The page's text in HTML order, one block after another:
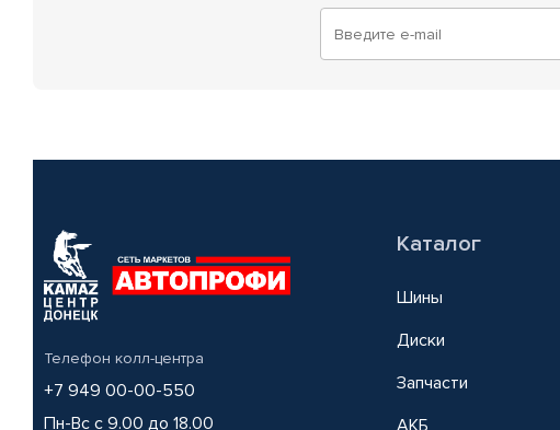
Телефон колл-центра
+7 949 00-00-550
Пн-Вс с 9.00 до 18.00
Каталог
Шины
Диски
Запчасти
АКБ